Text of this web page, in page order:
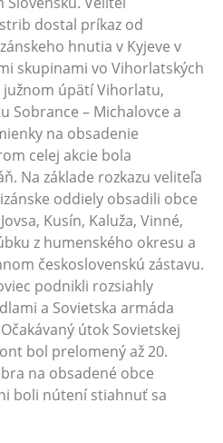
dostal príkaz od
hnutia v Kyjeve v
skupinami vo Vihorlatských
úpätí Vihorlatu,
Sobrance – Michalovce a
na obsadenie
celej akcie bola
Na základe rozkazu veliteľa
oddiely obsadili obce
Kusín, Kaluža, Vinné,
z humenského okresu a
československú zástavu.
podnikli rozsiahly
a Sovietska armáda
útok Sovietskej
bol prelomený až 20.
na obsadené obce
boli nútení stiahnuť sa